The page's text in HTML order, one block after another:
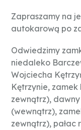
Zapraszamy na
autokarową po
Odwiedzimy
niedaleko
Wojciecha
Kętrzynie, zamek
zewnątrz),
(wewnątrz),
zewnątrz), pałac